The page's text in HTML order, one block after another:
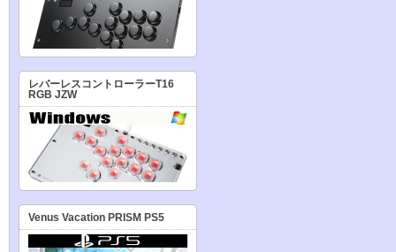
レバーレスコントローラーT16
RGB JZW
Venus Vacation PRISM PS5